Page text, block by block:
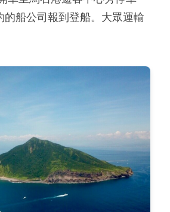
的船公司報到登船。大眾運輸